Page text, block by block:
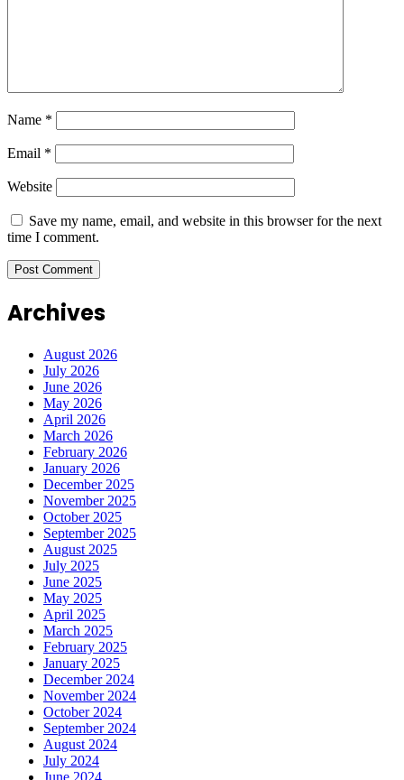
Name *
Email *
Website
Save my name, email, and website in this browser for the next
time I comment.
Archives
August 2026
July 2026
June 2026
May 2026
April 2026
March 2026
February 2026
January 2026
December 2025
November 2025
October 2025
September 2025
August 2025
July 2025
June 2025
May 2025
April 2025
March 2025
February 2025
January 2025
December 2024
November 2024
October 2024
September 2024
August 2024
July 2024
June 2024